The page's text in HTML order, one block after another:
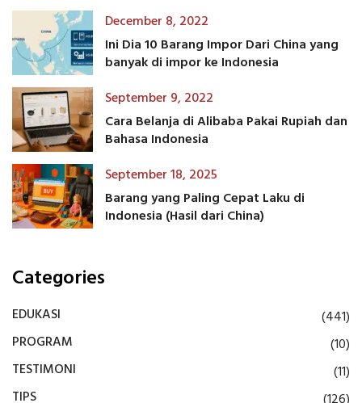
December 8, 2022
Ini Dia 10 Barang Impor Dari China yang
banyak di impor ke Indonesia
September 9, 2022
Cara Belanja di Alibaba Pakai Rupiah dan
Bahasa Indonesia
September 18, 2025
Barang yang Paling Cepat Laku di
Indonesia (Hasil dari China)
Categories
EDUKASI
(441)
PROGRAM
(10)
TESTIMONI
(11)
TIPS